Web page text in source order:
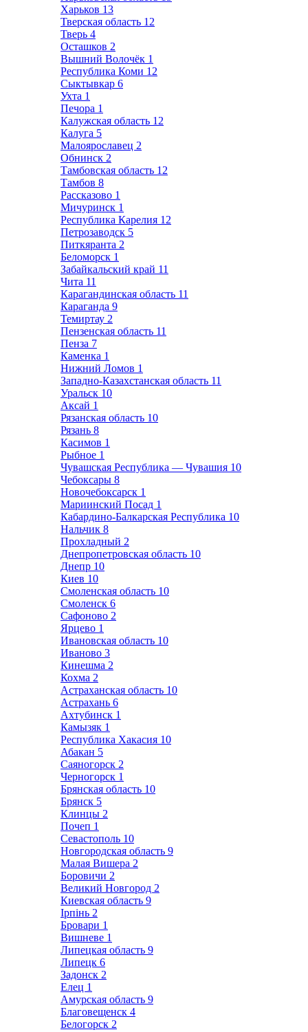
Харьков 13
Тверская область 12
Тверь 4
Осташков 2
Вышний Волочёк 1
Республика Коми 12
Сыктывкар 6
Ухта 1
Печора 1
Калужская область 12
Калуга 5
Малоярославец 2
Обнинск 2
Тамбовская область 12
Тамбов 8
Рассказово 1
Мичуринск 1
Республика Карелия 12
Петрозаводск 5
Питкяранта 2
Беломорск 1
Забайкальский край 11
Чита 11
Карагандинская область 11
Караганда 9
Темиртау 2
Пензенская область 11
Пенза 7
Каменка 1
Нижний Ломов 1
Западно-Казахстанская область 11
Уральск 10
Аксай 1
Рязанская область 10
Рязань 8
Касимов 1
Рыбное 1
Чувашская Республика — Чувашия 10
Чебоксары 8
Новочебоксарск 1
Мариинский Посад 1
Кабардино-Балкарская Республика 10
Нальчик 8
Прохладный 2
Днепропетровская область 10
Днепр 10
Киев 10
Смоленская область 10
Смоленск 6
Сафоново 2
Ярцево 1
Ивановская область 10
Иваново 3
Кинешма 2
Кохма 2
Астраханская область 10
Астрахань 6
Ахтубинск 1
Камызяк 1
Республика Хакасия 10
Абакан 5
Саяногорск 2
Черногорск 1
Брянская область 10
Брянск 5
Клинцы 2
Почеп 1
Севастополь 10
Новгородская область 9
Малая Вишера 2
Боровичи 2
Великий Новгород 2
Киевская область 9
Ірпінь 2
Бровари 1
Вишневе 1
Липецкая область 9
Липецк 6
Задонск 2
Елец 1
Амурская область 9
Благовещенск 4
Белогорск 2